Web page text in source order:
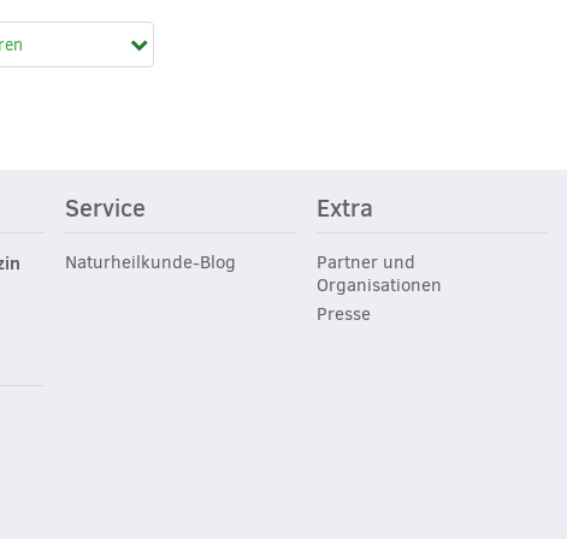
Service
Naturheilkunde-Blog
Extra
Partner und
Organisationen
Presse